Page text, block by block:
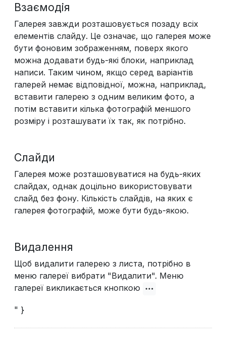
Взаємодія
Галерея завжди розташовується позаду всіх
елементів слайду. Це означає, що галерея може
бути фоновим зображенням, поверх якого
можна додавати будь-які блоки, наприклад
написи. Таким чином, якщо серед варіантів
галерей немає відповідної, можна, наприклад,
вставити галерею з одним великим фото, а
потім вставити кілька фотографій меншого
розміру і розташувати їх так, як потрібно.
Слайди
Галерея може розташовуватися на будь-яких
слайдах, однак доцільно використовувати
слайд без фону. Кількість слайдів, на яких є
галерея фотографій, може бути будь-якою.
Видалення
Щоб видалити галерею з листа, потрібно в
меню галереї вибрати "Видалити". Меню
галереї викликається кнопкою
" }